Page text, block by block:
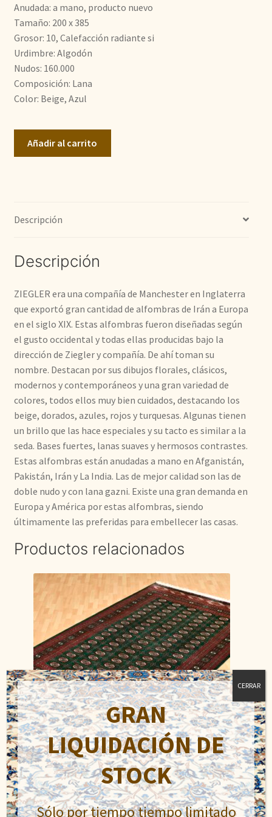
era:
2.800,00€.
Anudada: a mano, producto nuevo
Tamaño: 200 x 385
Grosor: 10, Calefacción radiante si
Urdimbre: Algodón
Nudos: 160.000
Composición: Lana
Color: Beige, Azul
Añadir al carrito
Descripción
Descripción
ZIEGLER era una compañía de Manchester en Inglaterra
que exportó gran cantidad de alfombras de Irán a Europa
en el siglo XIX. Estas alfombras fueron diseñadas según
el gusto occidental y todas ellas producidas bajo la
dirección de Ziegler y compañía. De ahí toman su
nombre. Destacan por sus dibujos florales, clásicos,
modernos y contemporáneos y una gran variedad de
colores, todos ellos muy bien cuidados, destacando los
beige, dorados, azules, rojos y turquesas. Algunas tienen
un brillo que las hace especiales y su tacto es similar a la
seda. Bases fuertes, lanas suaves y hermosos contrastes.
Estas alfombras están anudadas a mano en Afganistán,
Pakistán, Irán y La India. Las de mejor calidad son las de
doble nudo y con lana gazni. Existe una gran demanda en
Europa y América por estas alfombras, siendo
últimamente las preferidas para embellecer las casas.
Productos relacionados
Bukhara
El El
GRAN
LIQUIDACIÓN DE
STOCK
Sólo por tiempo tiempo limitado
CERRAR